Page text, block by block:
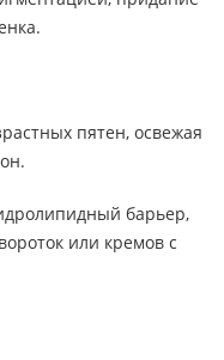
пятен, освежая
барьер,
или кремов с